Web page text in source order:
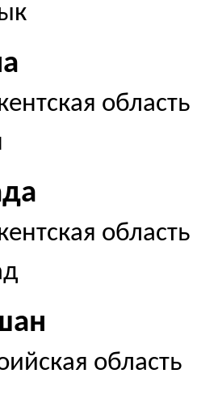
область
область
область